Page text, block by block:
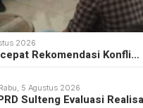
2026
Rekomendasi Konfli…
Rabu, 5 Agustus 2026
Sulteng Evaluasi